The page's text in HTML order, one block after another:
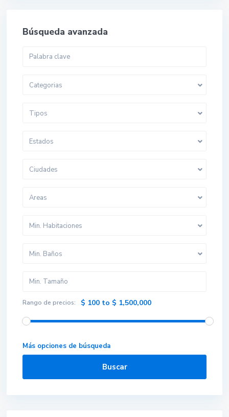
Búsqueda avanzada
Categorias
Tipos
Estados
Ciudades
Areas
Min. Habitaciones
Min. Baños
Rango de precios: $ 100 to $ 1,500,000
Más opciones de búsqueda
Buscar